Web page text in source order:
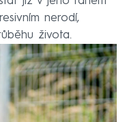
nerodí,
života.